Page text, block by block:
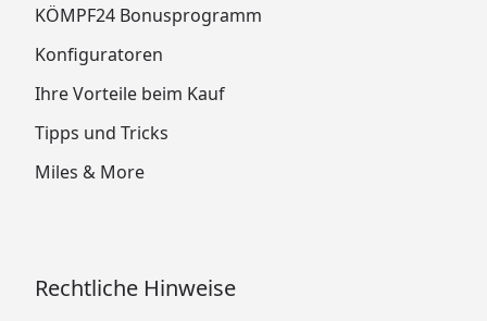
KÖMPF24 Bonusprogramm
Konfiguratoren
Ihre Vorteile beim Kauf
Tipps und Tricks
Miles & More
Rechtliche Hinweise